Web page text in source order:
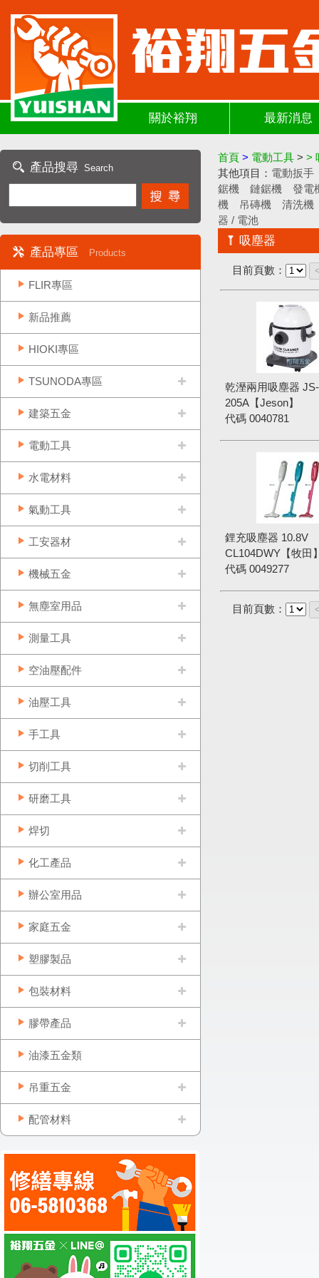
關於裕翔 最新消息
產品搜尋 Search
產品專區 Products
FLIR專區
新品推薦
HIOKI專區
TSUNODA專區
建築五金
電動工具
水電材料
氣動工具
工安器材
機械五金
無塵室用品
測量工具
空油壓配件
油壓工具
手工具
切削工具
研磨工具
焊切
化工產品
辦公室用品
家庭五金
塑膠製品
包裝材料
膠帶產品
油漆五金類
吊重五金
配管材料
首頁 > 電動工具 > >
其他項目： 電動扳手
鋸機
鏈鋸機
發電
機
吊磚機
清洗機
器 / 電池
吸塵器
目前頁數：
乾溼兩用吸塵器 JS-
205A【Jeson】
代碼 0040781
鋰充吸塵器 10.8V
CL104DWY【牧田
代碼 0049277
目前頁數：